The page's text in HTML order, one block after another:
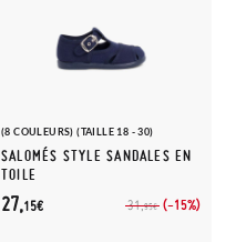
(8 COULEURS) (TAILLE 18 - 30)
SALOMÉS STYLE SANDALES EN
TOILE
31,95€ (-15%)
27,15€